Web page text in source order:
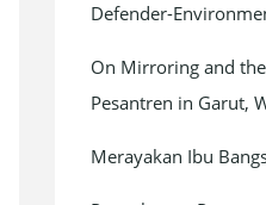
Defender-
On Mirroring and
Pesantren in Garut,
Merayakan Ibu